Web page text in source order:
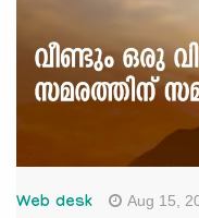
Web desk Aug 15,